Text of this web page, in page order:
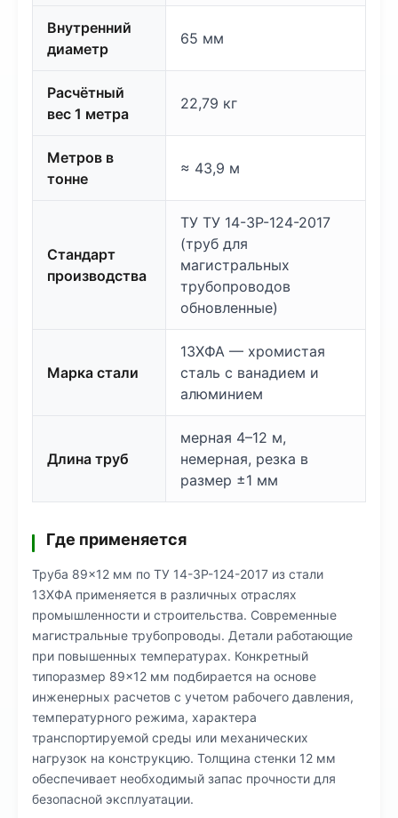
Внутренний
диаметр
65 мм
Расчётный
вес 1 метра
22,79 кг
Метров в
тонне
≈ 43,9 м
Стандарт
производства
ТУ ТУ 14-3Р-124-2017
(труб для
магистральных
трубопроводов
обновленные)
Марка стали
13ХФА — хромистая
сталь с ванадием и
алюминием
Длина труб
мерная 4–12 м,
немерная, резка в
размер ±1 мм
Где применяется
Труба 89×12 мм по ТУ 14-3Р-124-2017 из стали
13ХФА применяется в различных отраслях
промышленности и строительства. Современные
магистральные трубопроводы. Детали работающие
при повышенных температурах. Конкретный
типоразмер 89×12 мм подбирается на основе
инженерных расчетов с учетом рабочего давления,
температурного режима, характера
транспортируемой среды или механических
нагрузок на конструкцию. Толщина стенки 12 мм
обеспечивает необходимый запас прочности для
безопасной эксплуатации.